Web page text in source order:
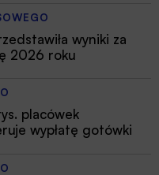
wyniki za
2026 roku
placówek
wypłatę gotówki